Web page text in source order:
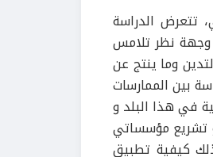
تتعرض الدراسة
وجهة نظر تلامس
وما ينتج عن
بين الممارسات
في هذا البلد و
تشريع مؤسساتي
كيفية تطبيق